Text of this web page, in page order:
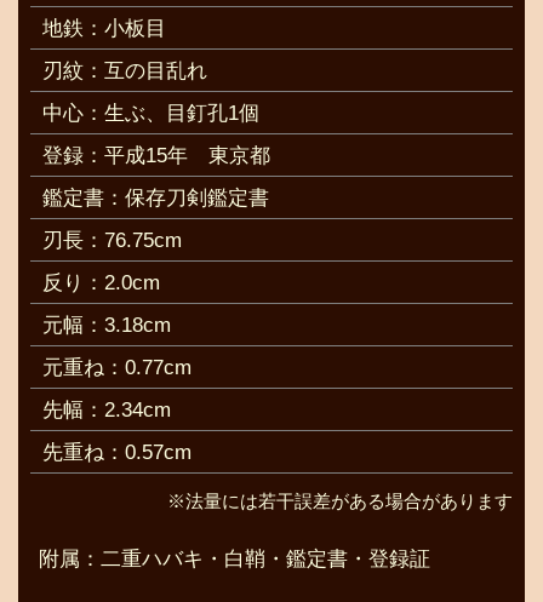
地鉄：小板目
刃紋：互の目乱れ
中心：生ぶ、目釘孔1個
登録：平成15年 東京都
鑑定書：保存刀剣鑑定書
刃長：76.75cm
反り：2.0cm
元幅：3.18cm
元重ね：0.77cm
先幅：2.34cm
先重ね：0.57cm
※法量には若干誤差がある場合があります
附属：二重ハバキ・白鞘・鑑定書・登録証